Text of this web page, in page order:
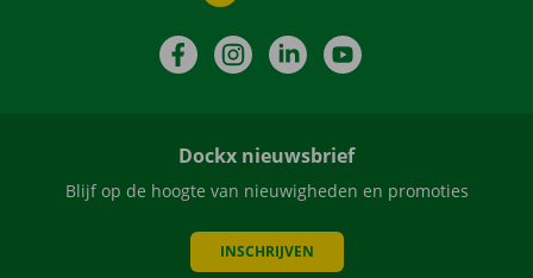
FacebookInstagramLinkedIn
Dockx nieuwsbrief
Blijf op de hoogte van nieuwigheden en promoties
INSCHRIJVEN